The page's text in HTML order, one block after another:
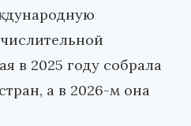
в 2025 году собрала
а в 2026-м она